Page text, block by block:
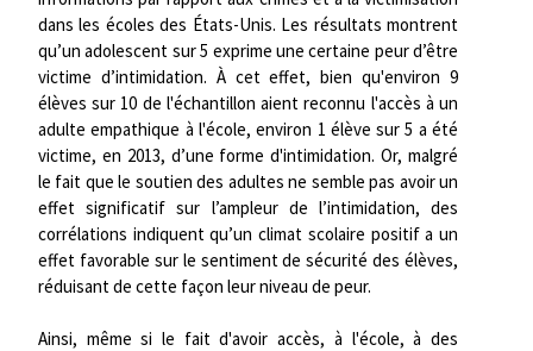
dans les écoles des États-Unis. Les résultats montrent
qu’un adolescent sur 5 exprime une certaine peur d’être
victime d’intimidation. À cet effet, bien qu'environ 9
élèves sur 10 de l'échantillon aient reconnu l'accès à un
adulte empathique à l'école, environ 1 élève sur 5 a été
victime, en 2013, d’une forme d'intimidation. Or, malgré
le fait que le soutien des adultes ne semble pas avoir un
effet significatif sur l’ampleur de l’intimidation, des
corrélations indiquent qu’un climat scolaire positif a un
effet favorable sur le sentiment de sécurité des élèves,
réduisant de cette façon leur niveau de peur.
Ainsi, même si le fait d'avoir accès, à l'école, à des